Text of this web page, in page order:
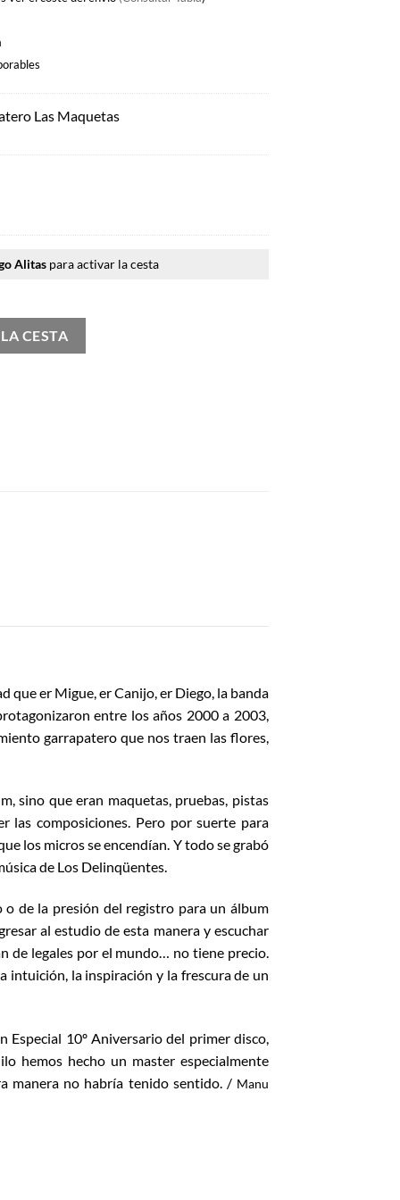
Las Maquetas
Alitas para activar la cesta
Las Maquetas + Camiseta Alitas cantidad
CESTA
que er Migue, er Canijo, er Diego, la banda
entre los años 2000 a 2003,
garrapatero que nos traen las flores,
sino que eran maquetas, pruebas, pistas
las composiciones. Pero por suerte para
los micros se encendían. Y todo se grabó
de Los Delinqüentes.
de la presión del registro para un álbum
al estudio de esta manera y escuchar
de legales por el mundo… no tiene precio.
intuición, la inspiración y la frescura de un
Especial 10º Aniversario del primer disco,
hemos hecho un master especialmente
manera no habría tenido sentido. / Manu